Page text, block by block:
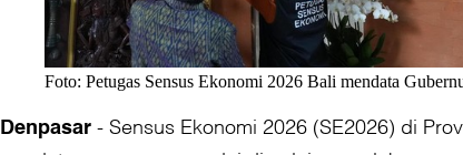
Foto: Petugas Sensus Ekonomi 2026 Bali mendata
Denpasar-Sensus Ekonomi 2026 (SE2026) di